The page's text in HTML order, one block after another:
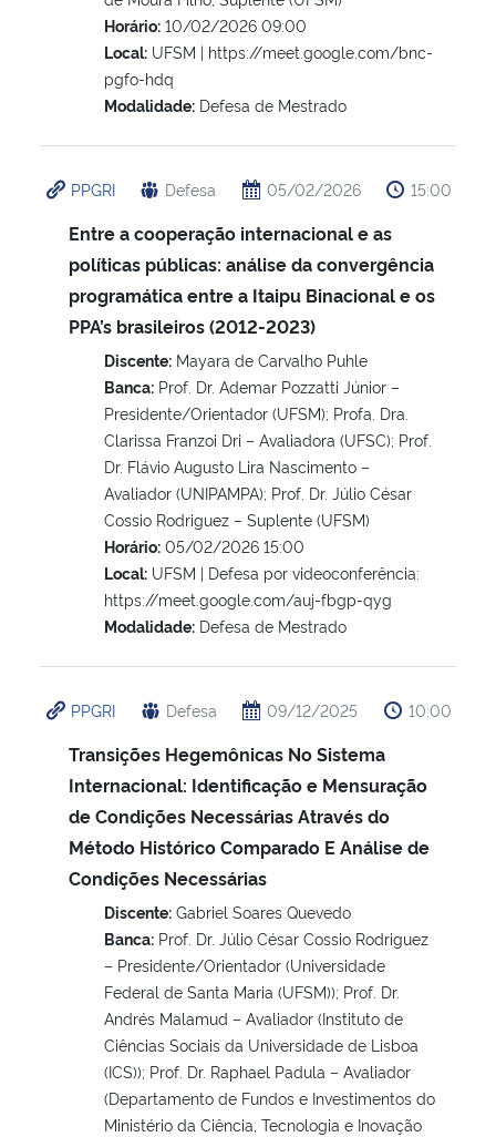
Horário: 10/02/2026 09:00
Local: UFSM | https://meet.google.com/bnc-
pgfo-hdq
Modalidade: Defesa de Mestrado
PPGRI Defesa 05/02/2026 15:00
Entre a cooperação internacional e as
políticas públicas: análise da convergência
programática entre a Itaipu Binacional e os
PPA’s brasileiros (2012-2023)
Discente: Mayara de Carvalho Puhle
Banca: Prof. Dr. Ademar Pozzatti Júnior –
Presidente/Orientador (UFSM); Profa. Dra.
Clarissa Franzoi Dri – Avaliadora (UFSC); Prof.
Dr. Flávio Augusto Lira Nascimento –
Avaliador (UNIPAMPA); Prof. Dr. Júlio César
Cossio Rodriguez – Suplente (UFSM)
Horário: 05/02/2026 15:00
Local: UFSM | Defesa por videoconferência:
https://meet.google.com/auj-fbgp-qyg
Modalidade: Defesa de Mestrado
PPGRI Defesa 09/12/2025 10:00
Transições Hegemônicas No Sistema
Internacional: Identificação e Mensuração
de Condições Necessárias Através do
Método Histórico Comparado E Análise de
Condições Necessárias
Discente: Gabriel Soares Quevedo
Banca: Prof. Dr. Júlio César Cossio Rodriguez
– Presidente/Orientador (Universidade
Federal de Santa Maria (UFSM)); Prof. Dr.
Andrés Malamud – Avaliador (Instituto de
Ciências Sociais da Universidade de Lisboa
(ICS)); Prof. Dr. Raphael Padula – Avaliador
(Departamento de Fundos e Investimentos do
Ministério da Ciência, Tecnologia e Inovação